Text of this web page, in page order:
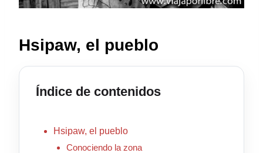
Hsipaw, el pueblo
Índice de contenidos
Hsipaw, el pueblo
Conociendo la zona